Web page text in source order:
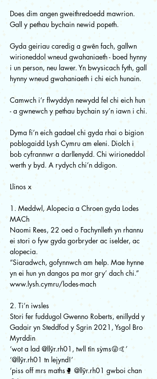
Does dim angen gweithredoedd mawrion.
Gall y pethau bychain newid popeth.
Gyda geiriau caredig a gwên fach, gallwn
wirioneddol wneud gwahaniaeth - boed hynny
i un person, neu lawer. Yn bwysicach fyth, gall
hynny wneud gwahaniaeth i chi eich hunain.
Camwch i’r flwyddyn newydd fel chi eich hun
- a gwnewch y pethau bychain sy’n iawn i chi.
Dyma fi’n eich gadael chi gyda rhai o bigion
poblogaidd Lysh Cymru am eleni. Diolch i
bob cyfrannwr a darllenydd. Chi wirioneddol
werth y byd. A rydych chi’n ddigon.
Llinos x
1. Meddwl, Alopecia a Chroen gyda Lodes
MACh
Naomi Rees, 22 oed o Fachynlleth yn rhannu
ei stori o fyw gyda gorbryder ac iselder, ac
alopecia.
“Siaradwch, gofynnwch am help. Mae hynne
yn ei hun yn dangos pa mor gry’ dach chi.”
www.lysh.cymru/lodes-mach
2. Ti’n iwsles
Stori fer fuddugol Gwenno Roberts, enillydd y
Gadair yn Steddfod y Sgrin 2021, Ysgol Bro
Myrddin
‘wot a lad @llŷr.rh01, twll tȋn sỳms😜🤙’
‘@llŷr.rh01 tn lejynd!’
‘piss off mrs maths🥊 @llŷr.rh01 gwboi chan